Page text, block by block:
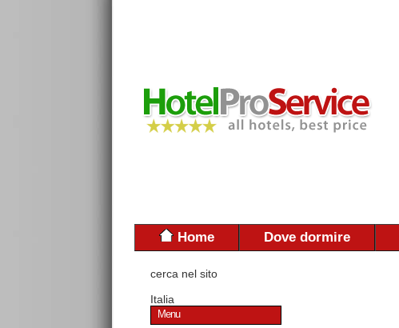
Home Dove dormire
cerca nel sito
Italia
Menu